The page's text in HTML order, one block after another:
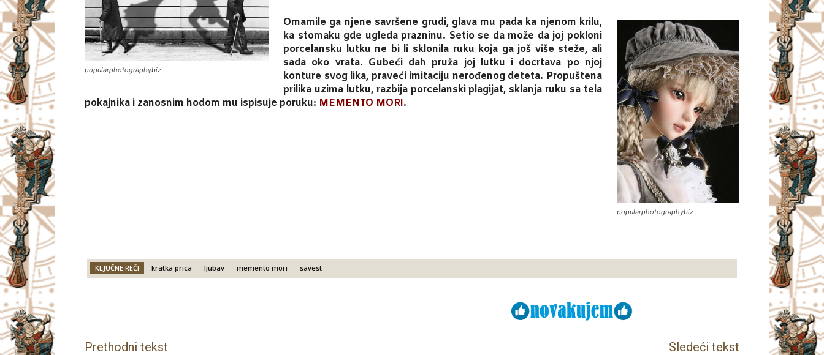
popularphotographybiz
popularphotographybiz
Omamile ga njene savršene grudi, glava mu pada ka njenom krilu,
ka stomaku gde ugleda prazninu. Setio se da može da joj pokloni
porcelansku lutku ne bi li sklonila ruku koja ga još više steže, ali
sada oko vrata. Gubeći dah pruža joj lutku i docrtava po njoj
konture svog lika, praveći imitaciju nerođenog deteta. Propuštena
prilika uzima lutku, razbija porcelanski plagijat, sklanja ruku sa tela
pokajnika i zanosnim hodom mu ispisuje poruku: MEMENTO MORI.
KLJUČNE REČI kratka prica ljubav memento mori savest
Prethodni tekst Sledeći tekst